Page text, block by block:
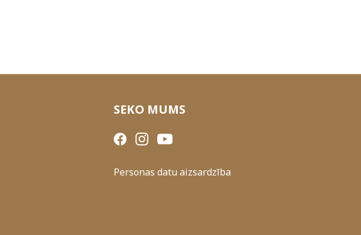
SEKO MUMS
Personas datu aizsardzība